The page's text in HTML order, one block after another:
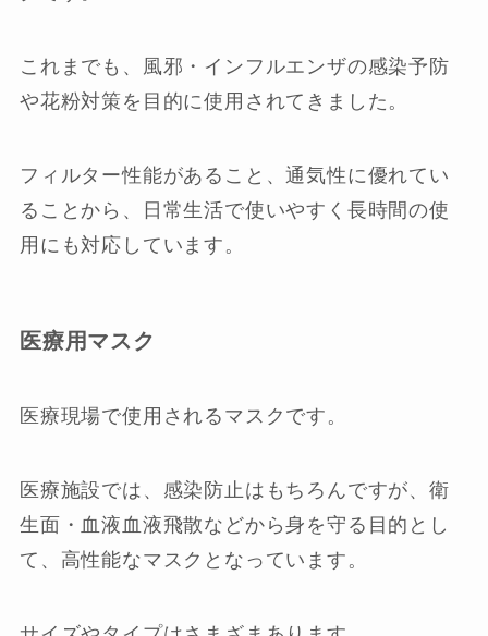
これまでも、風邪・インフルエンザの感染予防
や花粉対策を目的に使用されてきました。
フィルター性能があること、通気性に優れてい
ることから、日常生活で使いやすく長時間の使
用にも対応しています。
医療用マスク
医療現場で使用されるマスクです。
医療施設では、感染防止はもちろんですが、衛
生面・血液血液飛散などから身を守る目的とし
て、高性能なマスクとなっています。